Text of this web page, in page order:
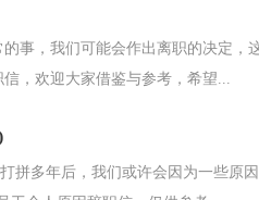
事，我们可能会作出离职的决定，
，欢迎大家借鉴与参考，希望...
拼多年后，我们或许会因为一些原